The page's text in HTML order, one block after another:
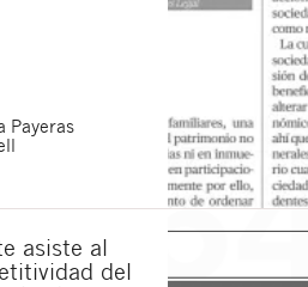
Payeras
asiste al
del